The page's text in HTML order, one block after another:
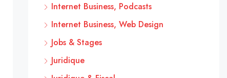
Internet Business, Podcasts
Internet Business, Web Design
Jobs & Stages
Juridique